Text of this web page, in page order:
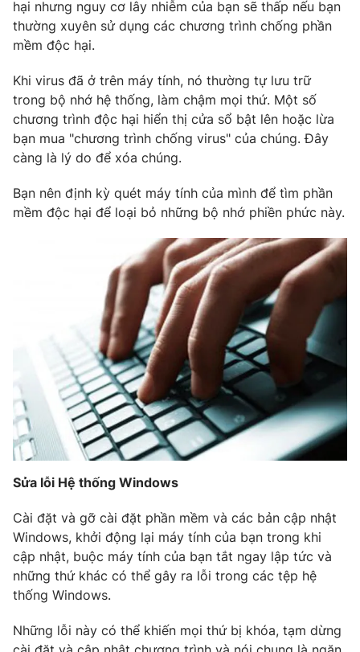
hại nhưng nguy cơ lây nhiễm của bạn sẽ thấp nếu bạn
thường xuyên sử dụng các chương trình chống phần
mềm độc hại.
Khi virus đã ở trên máy tính, nó thường tự lưu trữ
trong bộ nhớ hệ thống, làm chậm mọi thứ. Một số
chương trình độc hại hiển thị cửa sổ bật lên hoặc lừa
bạn mua "chương trình chống virus" của chúng. Đây
càng là lý do để xóa chúng.
Bạn nên định kỳ quét máy tính của mình để tìm phần
mềm độc hại để loại bỏ những bộ nhớ phiền phức này.
Sửa lỗi Hệ thống Windows
Cài đặt và gỡ cài đặt phần mềm và các bản cập nhật
Windows, khởi động lại máy tính của bạn trong khi
cập nhật, buộc máy tính của bạn tắt ngay lập tức và
những thứ khác có thể gây ra lỗi trong các tệp hệ
thống Windows.
Những lỗi này có thể khiến mọi thứ bị khóa, tạm dừng